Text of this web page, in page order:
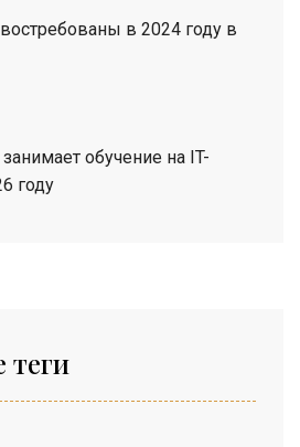
в 2024 году в
обучение на IT-
году
теги